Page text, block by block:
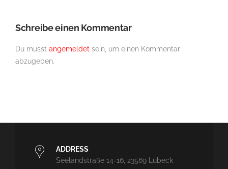
Schreibe einen Kommentar
Du musst angemeldet sein, um einen Kommentar
abzugeben.
ADDRESS
Seelandstraße 14-16, 23569 Lübeck